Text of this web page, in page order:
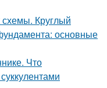
схемы. Круглый
основные
Что